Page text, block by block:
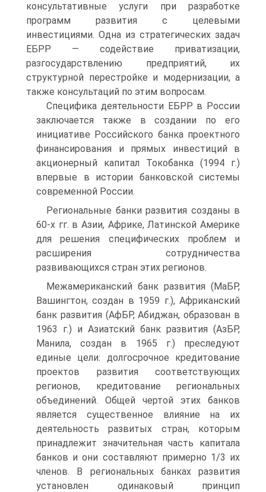
консультативные услуги при разработке
программ развития с целевыми
инвестициями. Одна из стратегических задач
ЕБРР — содействие приватизации,
разгосударствлению предприятий, их
структурной перестройке и модернизации, а
также консультаций по этим вопросам.
Специфика деятельности ЕБРР в России
заключается также в создании по его
инициативе Российского банка проектного
финансирования и прямых инвестиций в
акционерный капитал Токобанка (1994 г.)
впервые в истории банковской системы
современной России.
Региональные банки развития созданы в
60-х гг. в Азии, Африке, Латинской Америке
для решения специфических проблем и
расширения сотрудничества
развивающихся стран этих регионов.
Межамериканский банк развития (МаБР,
Вашингтон, создан в 1959 г.), Африканский
банк развития (АфБР, Абиджан, образован в
1963 г.) и Азиатский банк развития (АзБР,
Манила, создан в 1965 г.) преследуют
единые цели: долгосрочное кредитование
проектов развития соответствующих
регионов, кредитование региональных
объединений. Общей чертой этих банков
является существенное влияние на их
деятельность развитых стран, которым
принадлежит значительная часть капитала
банков и они составляют примерно 1/3 их
членов. В региональных банках развития
установлен одинаковый принцип